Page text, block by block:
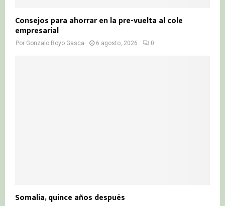
Consejos para ahorrar en la pre-vuelta al cole
empresarial
Por Gonzalo Royo Gasca 6 agosto, 2026 0
Somalia, quince años después